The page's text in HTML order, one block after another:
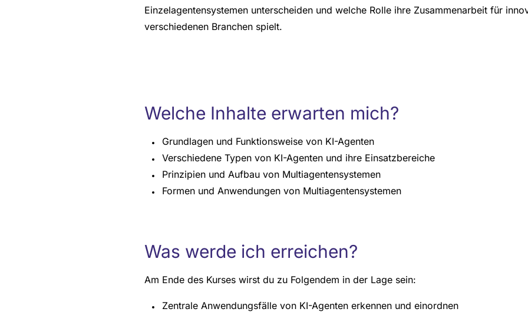
Einzelagentensystemen unterscheiden und welche Rolle ihre Zusammenarbeit für
verschiedenen Branchen spielt.
Welche Inhalte erwarten mich?
Grundlagen und Funktionsweise von KI-Agenten
Verschiedene Typen von KI-Agenten und ihre Einsatzbereiche
Prinzipien und Aufbau von Multiagentensystemen
Formen und Anwendungen von Multiagentensystemen
Was werde ich erreichen?
Am Ende des Kurses wirst du zu Folgendem in der Lage sein:
Zentrale Anwendungsfälle von KI-Agenten erkennen und einordnen